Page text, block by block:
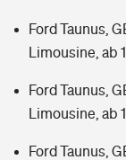
Ford Taunus,
Limousine, ab
Ford Taunus,
Limousine, ab
Ford Taunus,